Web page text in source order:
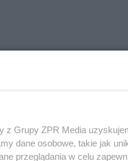
słabe
teście zwanym
z Grupy ZPR Media
dane osobowe, takie jak
przeglądania w celu